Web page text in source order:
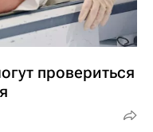
провериться